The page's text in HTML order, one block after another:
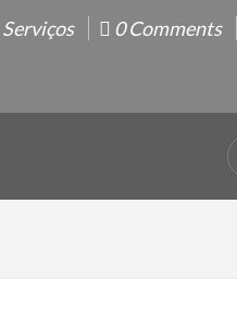
Serviços 0 Comments